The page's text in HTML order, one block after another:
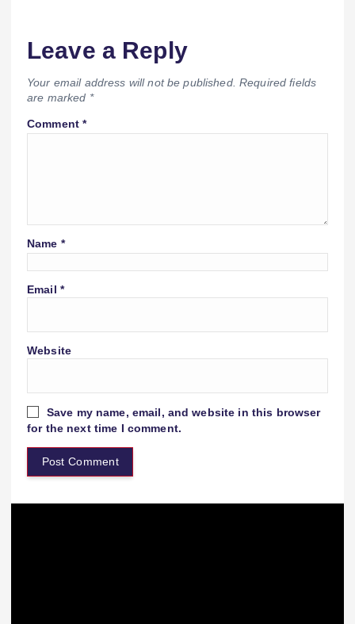
Leave a Reply
Your email address will not be published. Required fields
are marked *
Comment*
Name *
Email *
Website
Save my name, email, and website in this browser
for the next time I comment.